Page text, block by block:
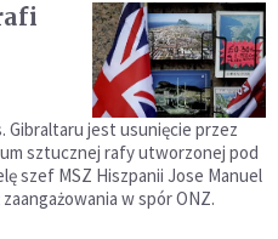
Gibraltaru jest usunięcie przez
sztucznej rafy utworzonej pod
szef MSZ Hiszpanii Jose Manuel
w spór ONZ.